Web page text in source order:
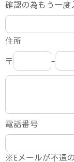
確認の為もう一度
住所
〒 -
電話番号
※Eメールが不通